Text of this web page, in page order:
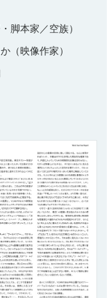
脚本家／空族）
（映像作家）